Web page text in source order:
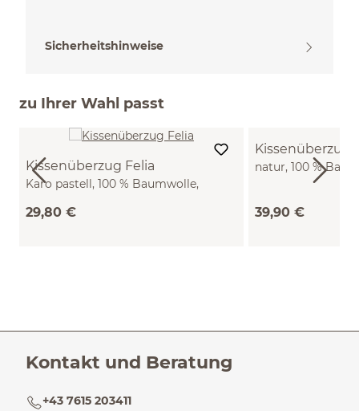
Sicherheitshinweise
zu Ihrer Wahl passt
Kissenüberzug Felia
Karo pastell, 100 % Baumwolle,
29,80 €
Kissenüberzug
natur, 100 %
(40 x 60 cm)
39,90 €
Kontakt und Beratung
+43 7615 203411